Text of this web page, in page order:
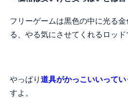
フリーゲームは黒色の中に光る
る、やる気にさせてくれるロッド
やっぱり 道具がかっこいいって
すよ。